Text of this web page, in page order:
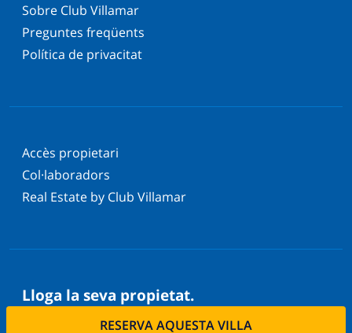
RESERVA AQUESTA VILLA
Sobre Club Villamar
Preguntes freqüents
Política de privacitat
Accès propietari
Col·laboradors
Real Estate by Club Villamar
Lloga la seva propietat.
Vols llogar la teva propietat amb nosaltres?